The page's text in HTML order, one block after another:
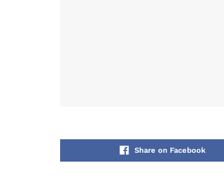
Share on Facebook